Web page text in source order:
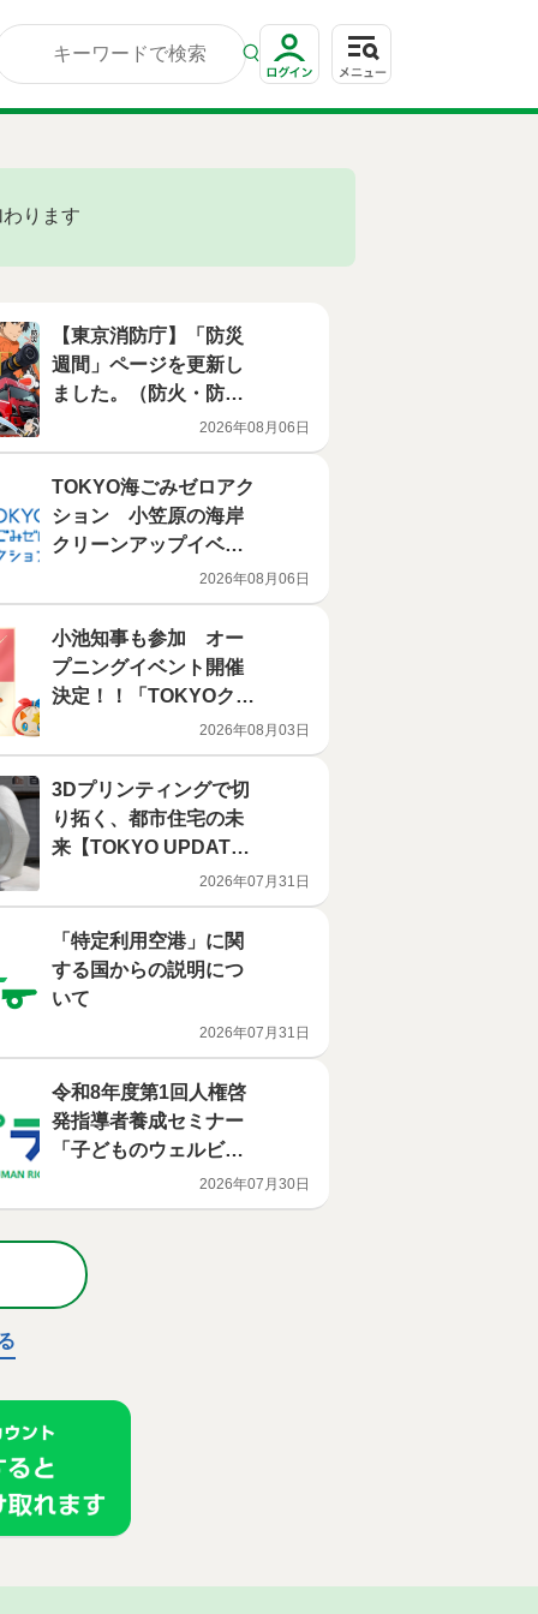
ります
【東京消防庁】「防災
週間」ページを更新し
ました。（防火・防
2026年08月06日
TOKYO海ごみゼロアク
ション 小笠原の海岸
クリーンアップイベン
2026年08月06日
小池知事も参加 オー
プニングイベント開催
決定！！「TOKYOクリ
ーンアップアクショ
ン」オープニングイベ
ント・広報展開のお知
らせ
2026年08月03日
3Dプリンティングで切
り拓く、都市住宅の未
来【TOKYO UPDATE
2026年07月31日
「特定利用空港」に関
する国からの説明につ
いて
2026年07月31日
令和8年度第1回人権啓
発指導者養成セミナー
「子どものウェルビー
イングのために 児
童・生徒のviewsを尊
重する学校づくり」の
開催について
2026年07月30日